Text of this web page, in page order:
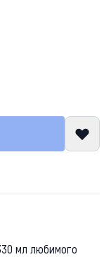
мл любимого